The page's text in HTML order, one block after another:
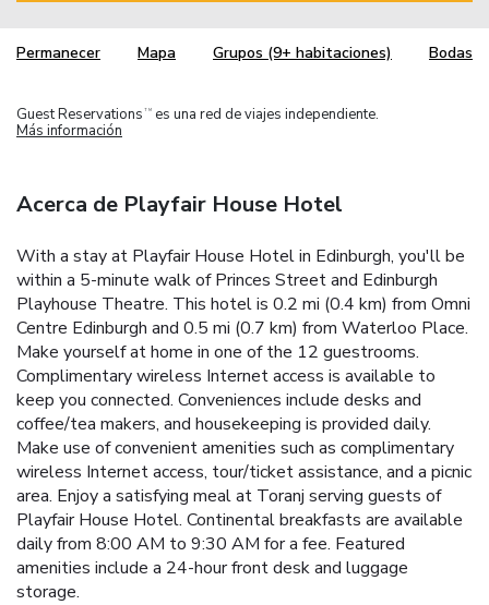
Permanecer Mapa Grupos (9+ habitaciones) Bodas
Guest Reservations TM
es una red de viajes independiente.
Más información
Acerca de Playfair House Hotel
With a stay at Playfair House Hotel in Edinburgh, you'll be
within a 5-minute walk of Princes Street and Edinburgh
Playhouse Theatre. This hotel is 0.2 mi (0.4 km) from Omni
Centre Edinburgh and 0.5 mi (0.7 km) from Waterloo Place.
Make yourself at home in one of the 12 guestrooms.
Complimentary wireless Internet access is available to
keep you connected. Conveniences include desks and
coffee/tea makers, and housekeeping is provided daily.
Make use of convenient amenities such as complimentary
wireless Internet access, tour/ticket assistance, and a picnic
area. Enjoy a satisfying meal at Toranj serving guests of
Playfair House Hotel. Continental breakfasts are available
daily from 8:00 AM to 9:30 AM for a fee. Featured
amenities include a 24-hour front desk and luggage
storage.